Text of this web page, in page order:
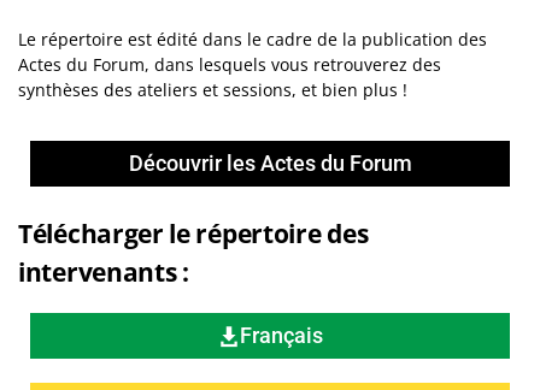
Le répertoire est édité dans le cadre de la publication des
Actes du Forum, dans lesquels vous retrouverez des
synthèses des ateliers et sessions, et bien plus !
Découvrir les Actes du Forum
Télécharger le répertoire des
intervenants :
Français